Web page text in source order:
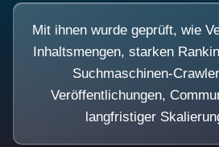
Mit ihnen wurde geprüft, wie
Inhaltsmengen, starken
Suchmaschinen-
Veröffentlichungen,
langfristiger